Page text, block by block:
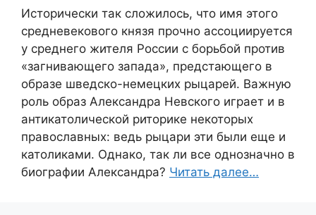
Исторически так сложилось, что имя этого
средневекового князя прочно ассоциируется
у среднего жителя России с борьбой против
«загнивающего запада», предстающего в
образе шведско-немецких рыцарей. Важную
роль образ Александра Невского играет и в
антикатолической риторике некоторых
православных: ведь рыцари эти были еще и
католиками. Однако, так ли все однозначно в
биографии Александра? Читать далее…